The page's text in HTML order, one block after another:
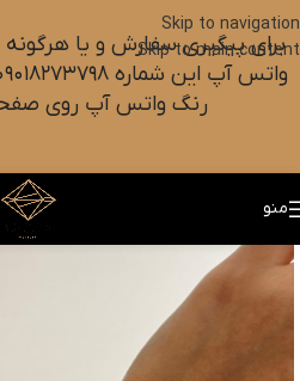
Skip to navigation
Skip to main content
برای پیگیری سفارش و یا
رنگ واتس آپ روی
منو